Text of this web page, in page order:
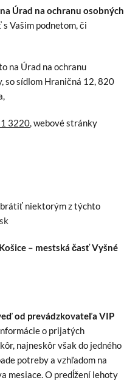
Úrad na ochranu osobných
Vašim podnetom, či
na Úrad na ochranu
so sídlom Hraničná 12, 820
3220, webové stránky
niektorým z týchto
– mestská časť Vyšné
od prevádzkovateľa VIP
o prijatých
najneskôr však do jedného
potreby a vzhľadom na
mesiace. O predĺžení lehoty